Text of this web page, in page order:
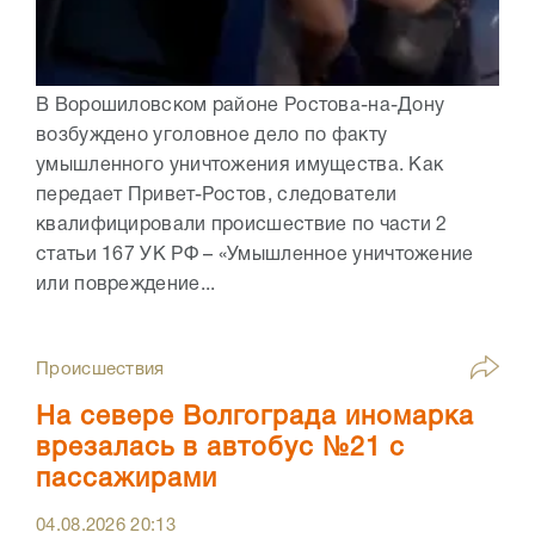
В Ворошиловском районе Ростова-на-Дону
возбуждено уголовное дело по факту
умышленного уничтожения имущества. Как
передает Привет-Ростов, следователи
квалифицировали происшествие по части 2
статьи 167 УК РФ – «Умышленное уничтожение
или повреждение...
Происшествия
На севере Волгограда иномарка
врезалась в автобус №21 с
пассажирами
04.08.202620:13